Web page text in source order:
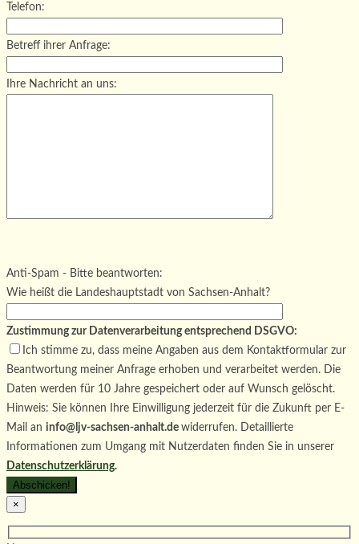
Telefon:
Betreff ihrer Anfrage:
Ihre Nachricht an uns:
Bitte lasse dieses Feld leer.
Anti-Spam - Bitte beantworten:
Wie heißt die Landeshauptstadt von Sachsen-Anhalt?
Zustimmung zur Datenverarbeitung entsprechend DSGVO:
Ich stimme zu, dass meine Angaben aus dem Kontaktformular zur
Beantwortung meiner Anfrage erhoben und verarbeitet werden. Die
Daten werden für 10 Jahre gespeichert oder auf Wunsch gelöscht.
Hinweis: Sie können Ihre Einwilligung jederzeit für die Zukunft per E-
Mail an info@ljv-sachsen-anhalt.de widerrufen. Detaillierte
Informationen zum Umgang mit Nutzerdaten finden Sie in unserer
Datenschutzerklärung.
×